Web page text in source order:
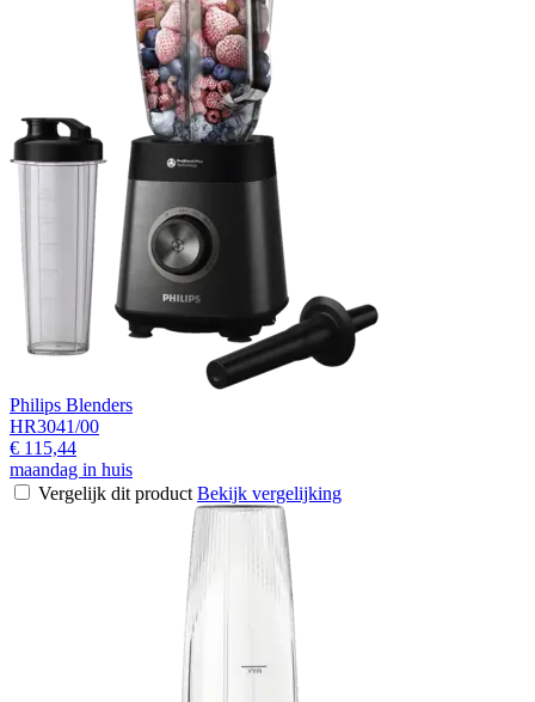
Philips Blenders
HR3041/00
€ 115,44
maandag in huis
Vergelijk dit product Bekijk vergelijking